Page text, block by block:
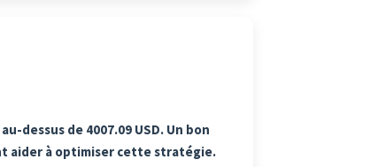
dessus de 4007.09 USD. Un bon
aider à optimiser cette stratégie.